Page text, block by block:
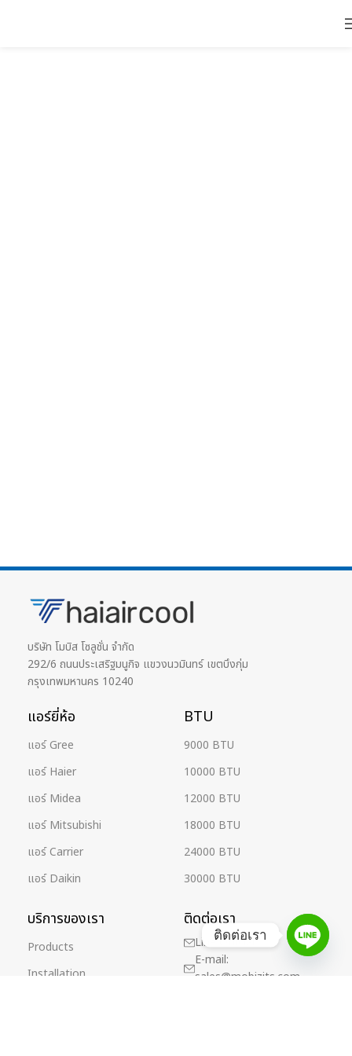
บริษัท โมบิส โซลูชั่น จำกัด
292/6 ถนนประเสริฐมนูกิจ แขวงนวมินทร์ เขตบึงกุ่ม
กรุงเทพมหานคร 10240
แอร์ยี่ห้อ
แอร์ Gree
แอร์ Haier
แอร์ Midea
แอร์ Mitsubishi
แอร์ Carrier
แอร์ Daikin
BTU
9000 BTU
10000 BTU
12000 BTU
18000 BTU
24000 BTU
30000 BTU
บริการของเรา
Products
Installation
ติดต่อเรา
Line Official
E-mail:
sales@mobizits.com
ติดต่อเรา